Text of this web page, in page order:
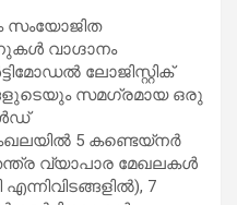
സംയോജിത
വാഗ്ദാനം
ലോജിസ്റ്റിക്
സമഗ്രമായ ഒരു
5 കണ്ടെയ്‌നര്‍
വ്യാപാര മേഖലകള്‍
7